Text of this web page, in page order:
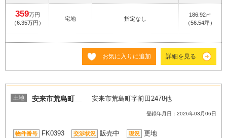
359万円
（6.35万円）
宅地 指定なし
186.92㎡
（56.54坪）
お気に入りに追加 詳細を見る
土地 安来市荒島町 安来市荒島町字前田2478他
登録年月日：2026年03月06日
物件番号 FK0393 交渉状況 販売中 現況 更地